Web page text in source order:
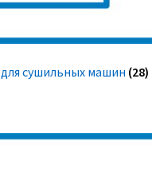
сушильных машин (28)